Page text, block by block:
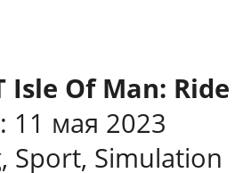
Isle Of Man:
11 мая 2023
Sport, Simulation